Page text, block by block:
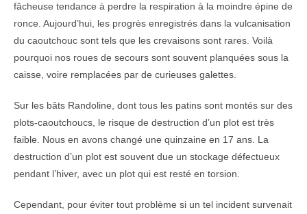
fâcheuse tendance à perdre la respiration à la moindre épine de
ronce. Aujourd’hui, les progrès enregistrés dans la vulcanisation
du caoutchouc sont tels que les crevaisons sont rares. Voilà
pourquoi nos roues de secours sont souvent planquées sous la
caisse, voire remplacées par de curieuses galettes.
Sur les bâts Randoline, dont tous les patins sont montés sur des
plots-caoutchoucs, le risque de destruction d’un plot est très
faible. Nous en avons changé une quinzaine en 17 ans. La
destruction d’un plot est souvent due un stockage défectueux
pendant l’hiver, avec un plot qui est resté en torsion.
Cependant, pour éviter tout problème si un tel incident survenait